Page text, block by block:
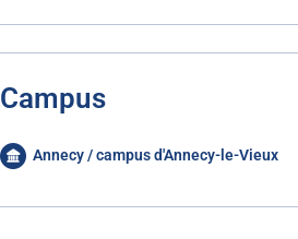
Campus
Annecy / campus d'Annecy-le-Vieux